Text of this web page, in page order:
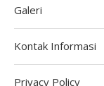
Galeri
Kontak Informasi
Privacy Policy